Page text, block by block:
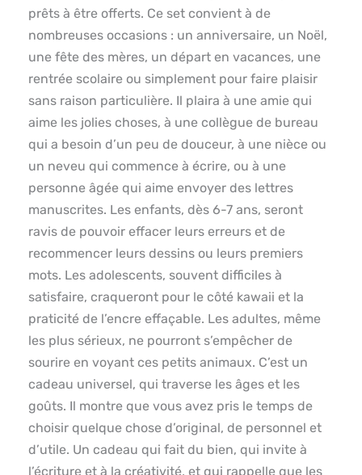
prêts à être offerts. Ce set convient à de
nombreuses occasions : un anniversaire, un Noël,
une fête des mères, un départ en vacances, une
rentrée scolaire ou simplement pour faire plaisir
sans raison particulière. Il plaira à une amie qui
aime les jolies choses, à une collègue de bureau
qui a besoin d’un peu de douceur, à une nièce ou
un neveu qui commence à écrire, ou à une
personne âgée qui aime envoyer des lettres
manuscrites. Les enfants, dès 6-7 ans, seront
ravis de pouvoir effacer leurs erreurs et de
recommencer leurs dessins ou leurs premiers
mots. Les adolescents, souvent difficiles à
satisfaire, craqueront pour le côté kawaii et la
praticité de l’encre effaçable. Les adultes, même
les plus sérieux, ne pourront s’empêcher de
sourire en voyant ces petits animaux. C’est un
cadeau universel, qui traverse les âges et les
goûts. Il montre que vous avez pris le temps de
choisir quelque chose d’original, de personnel et
d’utile. Un cadeau qui fait du bien, qui invite à
l’écriture et à la créativité, et qui rappelle que les